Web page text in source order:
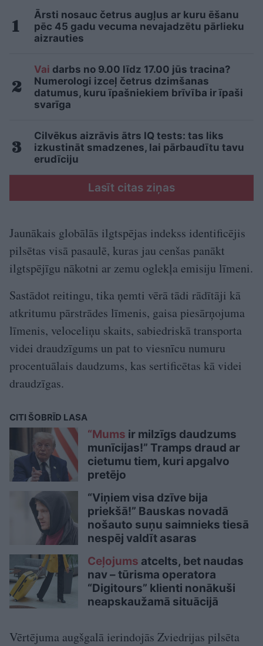
Ārsti nosauc četrus augļus ar kuru ēšanu
pēc 45 gadu vecuma nevajadzētu pārlieku
aizrauties
Vai darbs no 9.00 līdz 17.00 jūs tracina?
Numerologi izceļ četrus dzimšanas
datumus, kuru īpašniekiem brīvība ir īpaši
svarīga
Cilvēkus aizrāvis ātrs IQ tests: tas liks
izkustināt smadzenes, lai pārbaudītu tavu
erudīciju
Lasīt citas ziņas
Jaunākais globālās ilgtspējas indekss identificējis
pilsētas visā pasaulē, kuras jau cenšas panākt
ilgtspējīgu nākotni ar zemu oglekļa emisiju līmeni.
Sastādot reitingu, tika ņemti vērā tādi rādītāji kā
atkritumu pārstrādes līmenis, gaisa piesārņojuma
līmenis, veloceliņu skaits, sabiedriskā transporta
videi draudzīgums un pat to viesnīcu numuru
procentuālais daudzums, kas sertificētas kā videi
draudzīgas.
CITI ŠOBRĪD LASA
“Mums ir milzīgs daudzums
munīcijas!” Tramps draud ar
cietumu tiem, kuri apgalvo
pretējo
“Viņiem visa dzīve bija
priekšā!” Bauskas novadā
nošauto suņu saimnieks tiesā
nespēj valdīt asaras
Ceļojums atcelts, bet naudas
nav – tūrisma operatora
“Digitours” klienti nonākuši
neapskaužamā situācijā
Vērtējuma augšgalā ierindojās Zviedrijas pilsēta